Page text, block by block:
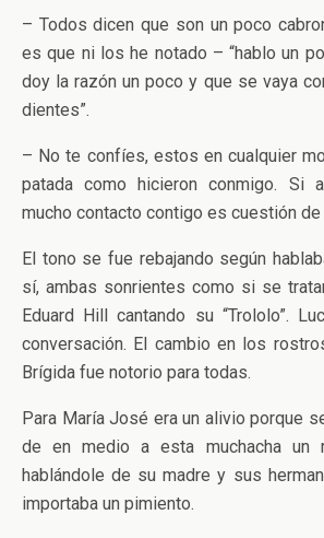
– Todos dicen que son un poco
es que ni los he notado – “hablo un
doy la razón un poco y que se vaya
dientes”.
– No te confíes, estos en cualquier
patada como hicieron conmigo. Si
mucho contacto contigo es cuestión
El tono se fue rebajando según
sí, ambas sonrientes como si se
Eduard Hill cantando su “Trololo”.
conversación. El cambio en los
Brígida fue notorio para todas.
Para María José era un alivio porque
de en medio a esta muchacha un
hablándole de su madre y sus
importaba un pimiento.